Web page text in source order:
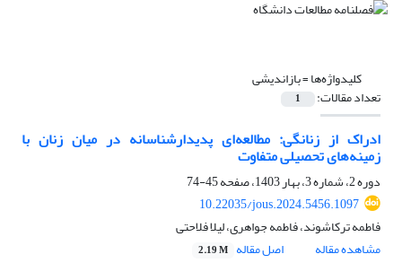
کلیدواژه‌ها =بازاندیشی
تعداد مقالات: 1
ادراک از زنانگی: مطالعه‌ای پدیدارشناسانه در میان زنان با
زمینه‌های تحصیلی متفاوت
دوره 2، شماره 3، بهار 1403، صفحه
45-74
10.22035/jous.2024.5456.1097
فاطمه ترکاشوند، فاطمه جواهری، لیلا فلاحتی
مشاهده مقاله
اصل مقاله 2.19 M